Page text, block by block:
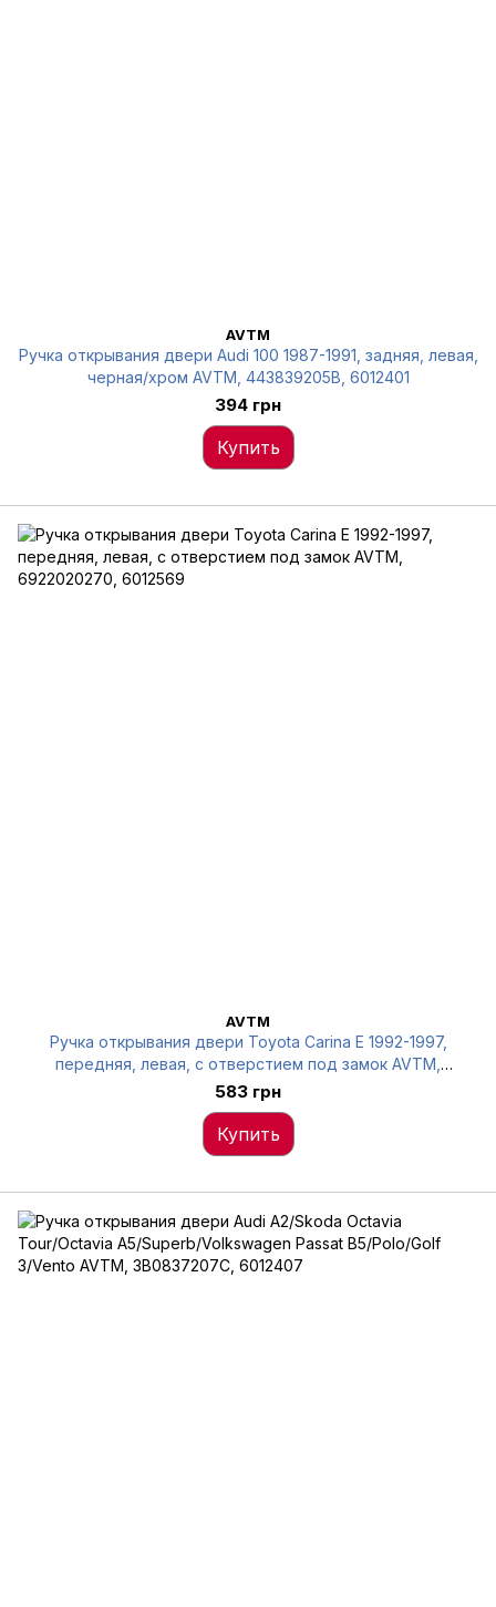
AVTM
Ручка открывания двери Audi 100 1987-1991, задняя, левая,
черная/хром AVTM, 443839205B, 6012401
394 грн
Купить
AVTM
Ручка открывания двери Toyota Carina E 1992-1997,
передняя, левая, с отверстием под замок AVTM,
6922020270, 6012569
583 грн
Купить